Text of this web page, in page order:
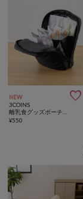
NEW 
3COINS
¥550